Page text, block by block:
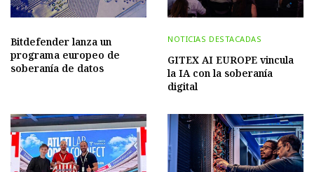
Bitdefender lanza un
programa europeo de
soberanía de datos
NOTICIAS DESTACADAS
GITEX AI EUROPE vincula
la IA con la soberanía
digital